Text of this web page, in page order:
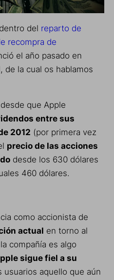
del reparto de
recompra de
el año pasado en
de la cual os hablamos
que Apple
entre sus
2012 (por primera vez
precio de las acciones
desde los 630 dólares
460 dólares.
como accionista de
actual en torno al
compañía es algo
sigue fiel a su
usuarios aquello que aún